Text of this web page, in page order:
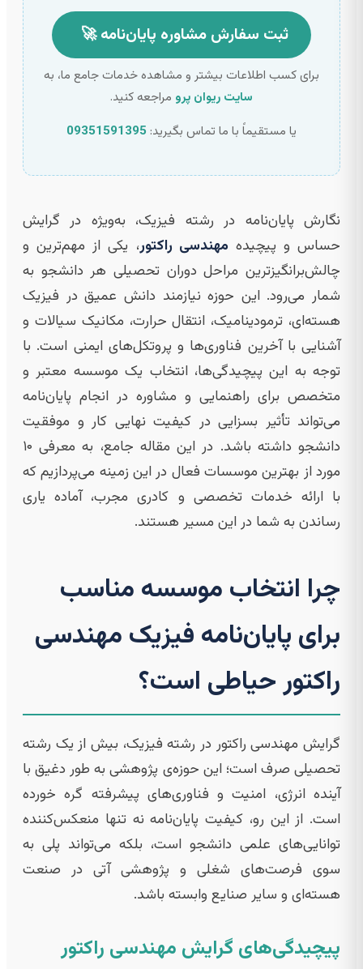
ثبت سفارش مشاوره پایان‌نامه🚀
برای کسب اطلاعات بیشتر و مشاهده خدمات جامع ما، به
سایت ریوان پرو مراجعه کنید.
یا مستقیماً با ما تماس بگیرید: 09351591395
نگارش پایان‌نامه در رشته فیزیک، به‌ویژه در گرایش
حساس و پیچیده مهندسی راکتور، یکی از مهم‌ترین و
چالش‌برانگیزترین مراحل دوران تحصیلی هر دانشجو به
شمار می‌رود. این حوزه نیازمند دانش عمیق در فیزیک
هسته‌ای، ترمودینامیک، انتقال حرارت، مکانیک سیالات و
آشنایی با آخرین فناوری‌ها و پروتکل‌های ایمنی است. با
توجه به این پیچیدگی‌ها، انتخاب یک موسسه معتبر و
متخصص برای راهنمایی و مشاوره در انجام پایان‌نامه
می‌تواند تأثیر بسزایی در کیفیت نهایی کار و موفقیت
دانشجو داشته باشد. در این مقاله جامع، به معرفی ۱۰
مورد از بهترین موسسات فعال در این زمینه می‌پردازیم که
با ارائه خدمات تخصصی و کادری مجرب، آماده یاری
رساندن به شما در این مسیر هستند.
چرا انتخاب موسسه مناسب
برای پایان‌نامه فیزیک مهندسی
راکتور حیاطی است؟
گرایش مهندسی راکتور در رشته فیزیک، بیش از یک رشته
تحصیلی صرف است؛ این حوزه‌ی پژوهشی به طور دغیق با
آینده انرژی، امنیت و فناوری‌های پیشرفته گره خورده
است. از این رو، کیفیت پایان‌نامه نه تنها منعکس‌کننده
توانایی‌های علمی دانشجو است، بلکه می‌تواند پلی به
سوی فرصت‌های شغلی و پژوهشی آتی در صنعت
هسته‌ای و سایر صنایع وابسته باشد.
پیچیدگی‌های گرایش مهندسی راکتور